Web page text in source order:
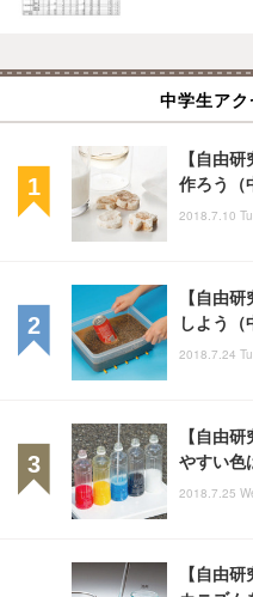
中学生ア
【自由
作ろう（
2018.7.10
【自由
しよう（
2018.7.24
【自由
やすい色
2018.7.25
【自由